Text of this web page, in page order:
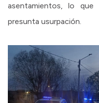
asentamientos, lo que
presunta usurpación.